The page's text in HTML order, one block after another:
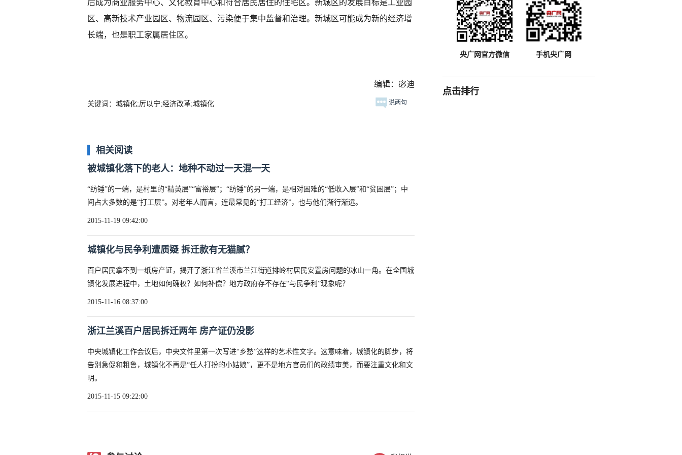
后成为商业服务中心、文化教育中心和符合居民居住的住宅区。新城区的发展目标是工业园
区、高新技术产业园区、物流园区、污染便于集中监督和治理。新城区可能成为新的经济增
长端，也是职工家属居住区。
编辑：宓迪
关键词：城镇化;厉以宁;经济改革;城镇化 说两句
相关阅读
被城镇化落下的老人：地种不动过一天混一天
“纺锤”的一端，是村里的“精英层”“富裕层”；“纺锤”的另一端，是相对困难的“低收入层”和“贫困层”；中
间占大多数的是“打工层”。对老年人而言，连最常见的“打工经济”，也与他们渐行渐远。
2015-11-19 09:42:00
城镇化与民争利遭质疑 拆迁款有无猫腻？
百户居民拿不到一纸房产证，揭开了浙江省兰溪市兰江街道排岭村居民安置房问题的冰山一角。在全国城
镇化发展进程中，土地如何确权？如何补偿？地方政府存不存在“与民争利”现象呢？
2015-11-16 08:37:00
浙江兰溪百户居民拆迁两年 房产证仍没影
中央城镇化工作会议后，中央文件里第一次写进“乡愁”这样的艺术性文字。这意味着，城镇化的脚步，将
告别急促和粗鲁，城镇化不再是“任人打扮的小姑娘”，更不是地方官员们的政绩审美，而要注重文化和文
明。
2015-11-15 09:22:00
央广网官方微信 手机央广网
点击排行